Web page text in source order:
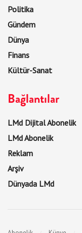
Politika
Gündem
Dünya
Finans
Kültür-Sanat
Bağlantılar
LMd Dijital Abonelik
LMd Abonelik
Reklam
Arşiv
Dünyada LMd